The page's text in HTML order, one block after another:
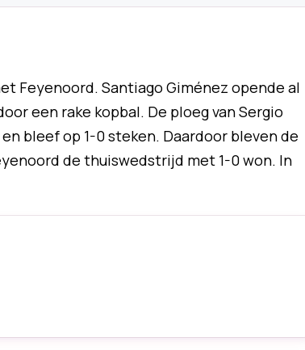
Feyenoord. Santiago Giménez opende al
een rake kopbal. De ploeg van Sergio
bleef op 1-0 steken. Daardoor bleven de
de thuiswedstrijd met 1-0 won. In